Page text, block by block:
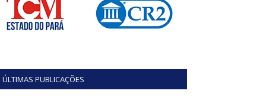
ÚLTIMAS PUBLICAÇÕES